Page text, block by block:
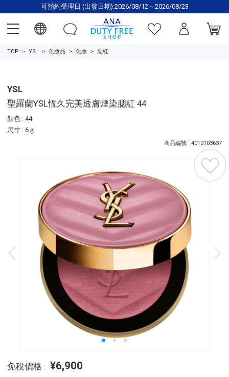
可預約受理日 (出發日期):2026/08/12～2026/08/23
TOP YSL 化妝品 化妝 腮紅
YSL
聖羅蘭YSL恆久完美透膚煙染腮紅 44
顏色 : 44
尺寸 : 6ｇ
商品編號 : 4010103637
免稅價格 : ¥6,900